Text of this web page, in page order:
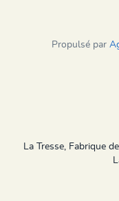
Propulsé par
La Tresse, Fabrique